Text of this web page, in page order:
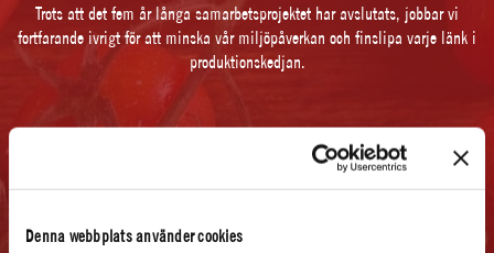
Denna webbplats använder cookies
Trots att det fem år långa samarbetsprojektet har avslutats, jobbar vi
fortfarande ivrigt för att minska vår miljöpåverkan och finslipa varje länk i
produktionskedjan.